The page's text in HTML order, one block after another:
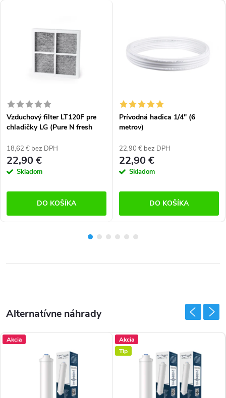
Vzduchový filter LT120F pre
chladičky LG (Pure N fresh
18,62 € bez DPH
22,90 €
Skladom
DO KOŠÍKA
Prívodná hadica 1/4" (6
metrov)
22,90 € bez DPH
22,90 €
Skladom
DO KOŠÍKA
Akcia
Akcia
Tip